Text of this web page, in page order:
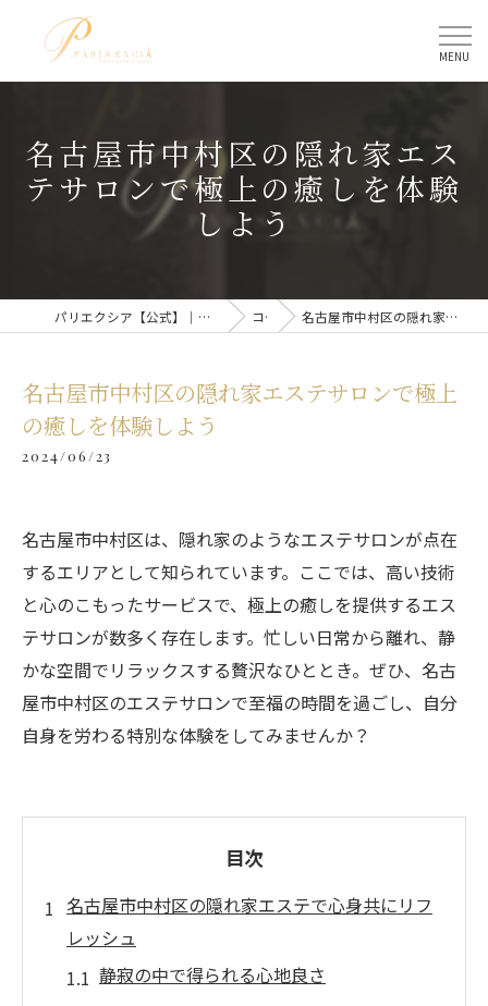
名古屋市中村区の隠れ家エス
テサロンで極上の癒しを体験
しよう
パリエクシア【公式】｜名古屋駅のトータルビューティーサロン コラム 名古屋市中村区の隠れ家エステサロンで極上の癒しを体験しよう
名古屋市中村区の隠れ家エステサロンで極上
の癒しを体験しよう
2024/06/23
名古屋市中村区は、隠れ家のようなエステサロンが点在
するエリアとして知られています。ここでは、高い技術
と心のこもったサービスで、極上の癒しを提供するエス
テサロンが数多く存在します。忙しい日常から離れ、静
かな空間でリラックスする贅沢なひととき。ぜひ、名古
屋市中村区のエステサロンで至福の時間を過ごし、自分
自身を労わる特別な体験をしてみませんか？
目次
名古屋市中村区の隠れ家エステで心身共にリフ
レッシュ
静寂の中で得られる心地良さ